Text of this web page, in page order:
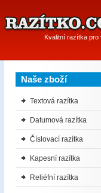
Kvalitní razítka pro
Naše zboží
Textová razítka
Datumová razítka
Číslovací razítka
Kapesní razítka
Reliéfní razítka